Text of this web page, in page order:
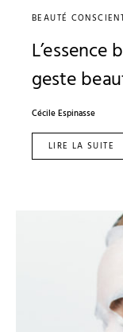
BEAUTÉ
geste
Cécile Espinasse
LIRE LA SUITE